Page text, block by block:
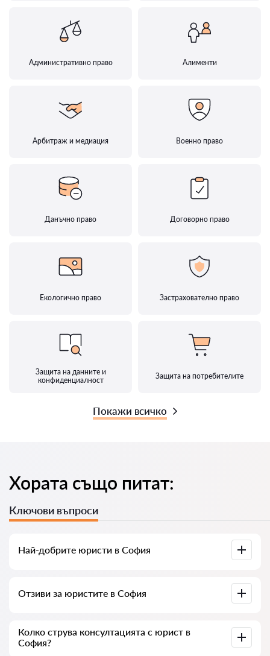
Административно право Алименти
Арбитраж и медиация Военно право
Данъчно право Договорно право
Екологично право Застрахователно право
Защита на данните и
конфиденциалност
Защита на потребителите
Покажи всичко
Хората също питат:
Ключови въпроси
Най-добрите юристи в София
пълна информация. Цени, отзиви, телефонен номер и
Отзиви за юристите в София
юристите, не изтриваме отрицателни отзиви и няма
възможност за манипулация.
Колко струва консултацията с юрист в
София?